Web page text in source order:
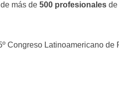
más de 500 profesionales de
Congreso Latinoamericano de